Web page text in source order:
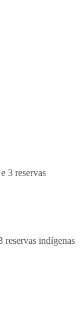
reservas indígenas